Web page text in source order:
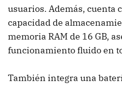
usuarios. Además, cuenta
capacidad de
memoria RAM de 16 GB,
funcionamiento fluido en
También integra una